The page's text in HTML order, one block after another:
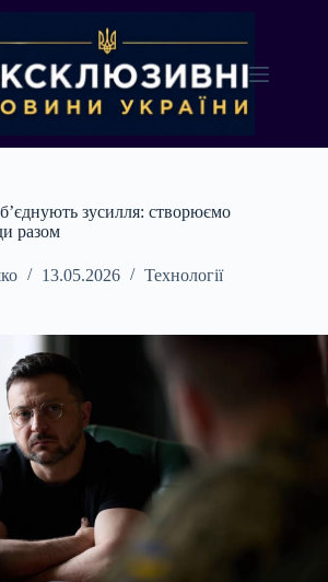
зусилля: створюємо
разом
13.05.2026 Технології